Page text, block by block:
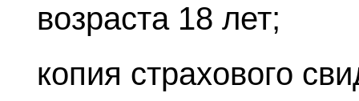
возраста 18 лет;
копия страхового